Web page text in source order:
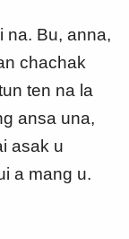
na. Bu, anna,
chachak
ten na la
ansa una,
asak u
a mang u.